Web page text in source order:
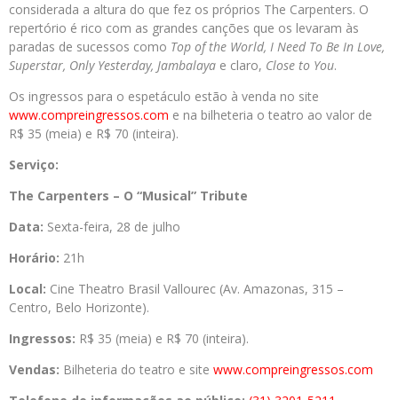
considerada a altura do que fez os próprios The Carpenters. O
repertório é rico com as grandes canções que os levaram às
paradas de sucessos como Top of the World, I Need To Be In Love,
Superstar, Only Yesterday, Jambalaya e claro, Close to You.
Os ingressos para o espetáculo estão à venda no site
www.compreingressos.com e na bilheteria o teatro ao valor de
R$ 35 (meia) e R$ 70 (inteira).
Serviço:
The Carpenters – O “Musical” Tribute
Data: Sexta-feira, 28 de julho
Horário: 21h
Local: Cine Theatro Brasil Vallourec (Av. Amazonas, 315 –
Centro, Belo Horizonte).
Ingressos: R$ 35 (meia) e R$ 70 (inteira).
Vendas: Bilheteria do teatro e site www.compreingressos.com